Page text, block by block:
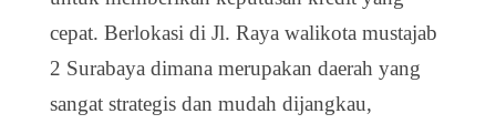
cepat. Berlokasi di Jl. Raya walikota mustajab
2 Surabaya dimana merupakan daerah yang
sangat strategis dan mudah dijangkau,